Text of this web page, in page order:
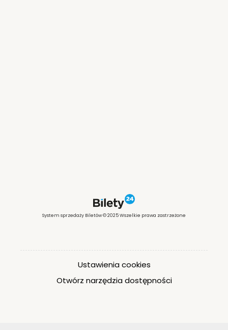
System sprzedaży Biletów © 2025 Wszelkie prawa zastrzeżone
Ustawienia cookies
Otwórz narzędzia dostępności